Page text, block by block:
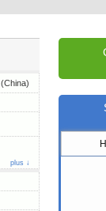
plus ↓